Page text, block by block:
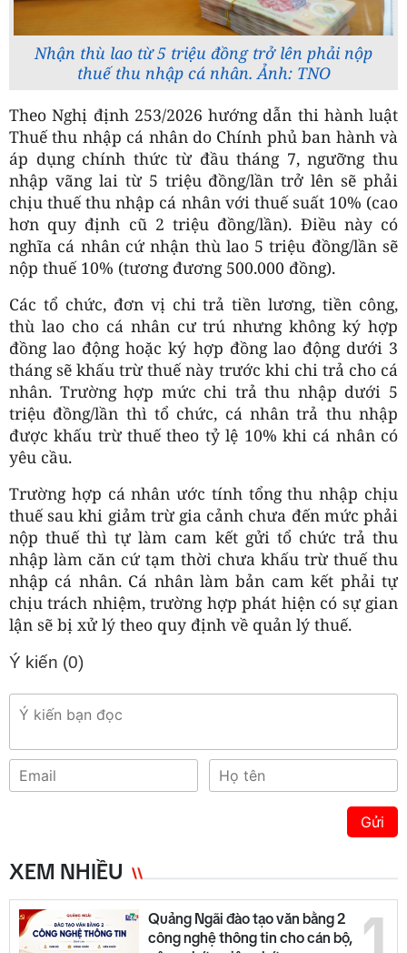
Nhận thù lao từ 5 triệu đồng trở lên phải nộp
thuế thu nhập cá nhân. Ảnh: TNO
Theo Nghị định 253/2026 hướng dẫn thi hành luật
Thuế thu nhập cá nhân do Chính phủ ban hành và
áp dụng chính thức từ đầu tháng 7, ngưỡng thu
nhập vãng lai từ 5 triệu đồng/lần trở lên sẽ phải
chịu thuế thu nhập cá nhân với thuế suất 10% (cao
hơn quy định cũ 2 triệu đồng/lần). Điều này có
nghĩa cá nhân cứ nhận thù lao 5 triệu đồng/lần sẽ
nộp thuế 10% (tương đương 500.000 đồng).
Các tổ chức, đơn vị chi trả tiền lương, tiền công,
thù lao cho cá nhân cư trú nhưng không ký hợp
đồng lao động hoặc ký hợp đồng lao động dưới 3
tháng sẽ khấu trừ thuế này trước khi chi trả cho cá
nhân. Trường hợp mức chi trả thu nhập dưới 5
triệu đồng/lần thì tổ chức, cá nhân trả thu nhập
được khấu trừ thuế theo tỷ lệ 10% khi cá nhân có
yêu cầu.
Trường hợp cá nhân ước tính tổng thu nhập chịu
thuế sau khi giảm trừ gia cảnh chưa đến mức phải
nộp thuế thì tự làm cam kết gửi tổ chức trả thu
nhập làm căn cứ tạm thời chưa khấu trừ thuế thu
nhập cá nhân. Cá nhân làm bản cam kết phải tự
chịu trách nhiệm, trường hợp phát hiện có sự gian
lận sẽ bị xử lý theo quy định về quản lý thuế.
Ý kiến (0)
Gửi
XEM NHIỀU
1
Quảng Ngãi đào tạo văn bằng 2
công nghệ thông tin cho cán bộ,